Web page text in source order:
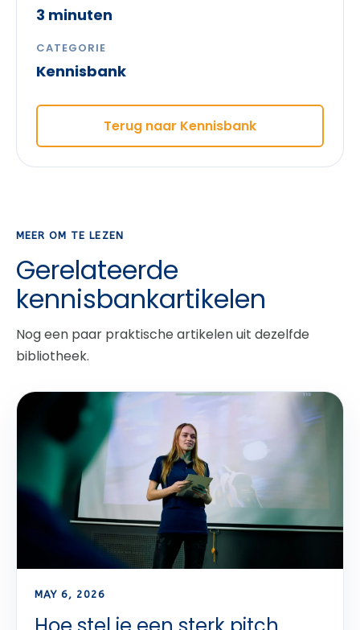
3 minuten
CATEGORIE
Kennisbank
Terug naar Kennisbank
MEER OM TE LEZEN
Gerelateerde
kennisbankartikelen
Nog een paar praktische artikelen uit dezelfde
bibliotheek.
MAY 6, 2026